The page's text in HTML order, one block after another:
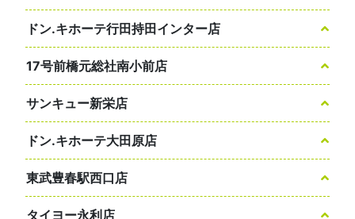
ドン.キホーテ行田持田インター店
17号前橋元総社南小前店
サンキュー新栄店
ドン.キホーテ大田原店
東武豊春駅西口店
タイヨー永利店